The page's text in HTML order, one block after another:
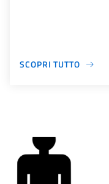
SCOPRI TUTTO